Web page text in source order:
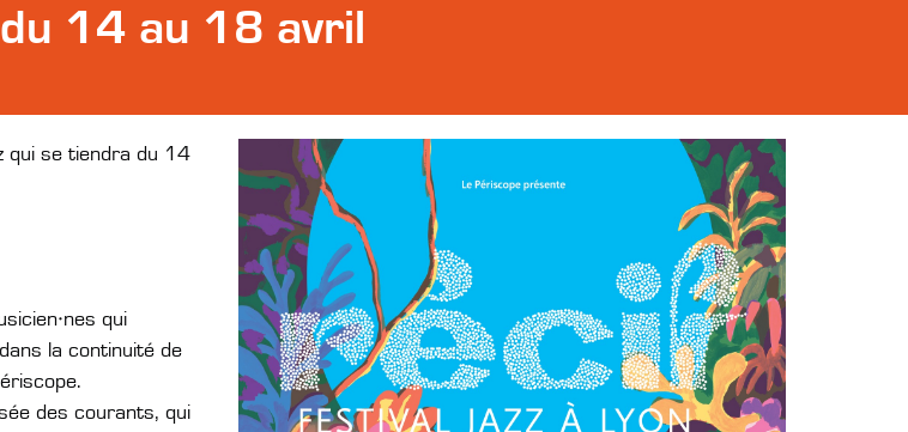
14 au 18 avril
qui se tiendra du 14
qui
la continuité de
des courants, qui